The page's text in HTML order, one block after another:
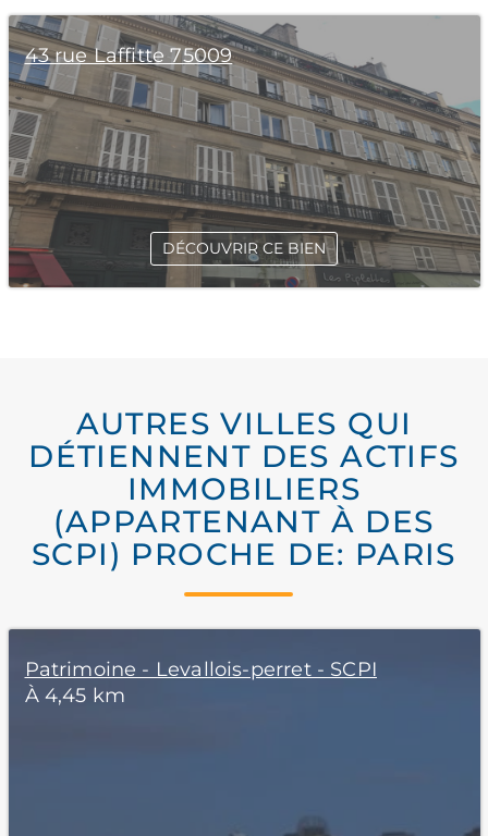
43 rue Laffitte 75009
DÉCOUVRIR CE BIEN
AUTRES VILLES QUI
DÉTIENNENT DES ACTIFS
IMMOBILIERS
(APPARTENANT À DES
SCPI) PROCHE DE: PARIS
Patrimoine - Levallois-perret - SCPI
À 4,45 km